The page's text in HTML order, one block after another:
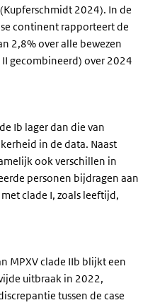
2024). In de
continent rapporteert de
2,8% over alle bewezen
gecombineerd) over 2024
Ib lager dan die van
in de data. Naast
ook verschillen in
personen bijdragen aan
clade I, zoals leeftijd,
MPXV clade IIb blijkt een
uitbraak in 2022,
tussen de case